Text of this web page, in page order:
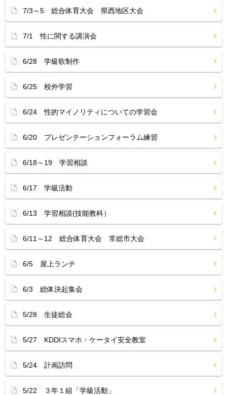
7/3～5 総合体育大会 県西地区大会
7/1 性に関する講演会
6/28 学級歌制作
6/25 校外学習
6/24 性的マイノリティについての学習会
6/20 プレゼンテーションフォーラム練習
6/18～19 学習相談
6/17 学級活動
6/13 学習相談(技能教科）
6/11～12 総合体育大会 常総市大会
6/5 屋上ランチ
6/3 総体決起集会
5/28 生徒総会
5/27 KDDIスマホ・ケータイ安全教室
5/24 計画訪問
5/22 ３年１組「学級活動」